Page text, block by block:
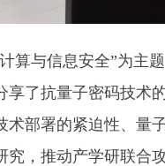
与信息安全”为主题
享了抗量子密码技术
术部署的紧迫性、量
究，推动产学研联合